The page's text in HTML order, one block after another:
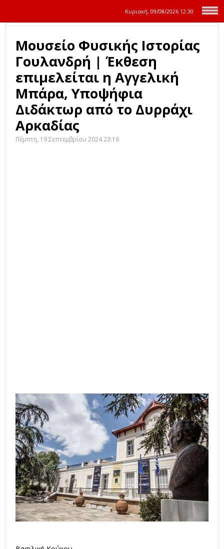
Κυριακή, 09/08/2026 12:30
Μουσείο Φυσικής Ιστορίας
Γουλανδρή | Έκθεση
επιμελείται η Αγγελική
Μπάρα, Υποψήφια
Διδάκτωρ από το Δυρράχι
Αρκαδίας
Πέμπτη, 19 Σεπτεμβρίου 2024 23:16